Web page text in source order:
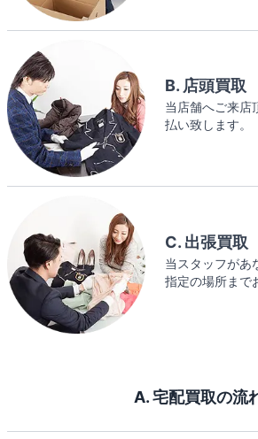
B. 店頭買取
当店舗へご来店
払い致します。
C. 出張買取
当スタッフがあ
指定の場所まで
A. 宅配買取の流